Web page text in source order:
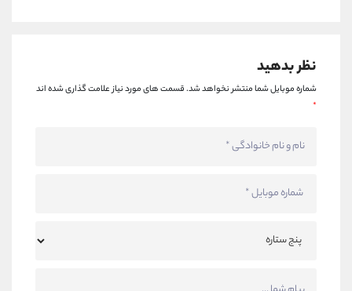
نظر بدهید
شماره موبایل شما منتشر نخواهد شد.قسمت های مورد نیاز علامت گذاری شده اند
*